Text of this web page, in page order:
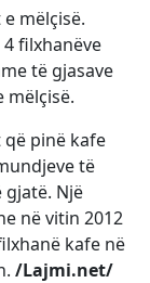
mëlçisë.
filxhanëve
të gjasave
mëlçisë.
që pinë kafe
të
Një
në vitin 2012
kafe në
/Lajmi.net/